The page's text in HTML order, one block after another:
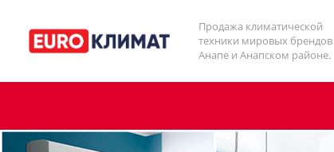
Продажа климатической
техники мировых брендов
Анапе и Анапском районе.